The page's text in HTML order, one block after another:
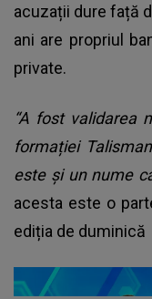
acuzații dure față
ani are propriul
private.
“A fost validarea
formației
este și un nume
acesta este o
ediția de duminică